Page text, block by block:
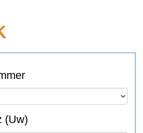
(Uw)